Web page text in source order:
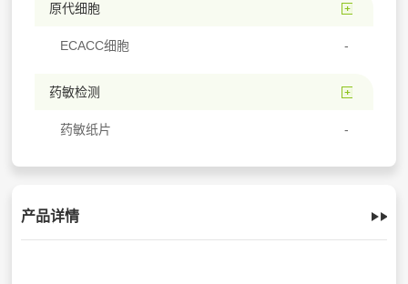
原代细胞
ECACC细胞
药敏检测
药敏纸片
产品详情